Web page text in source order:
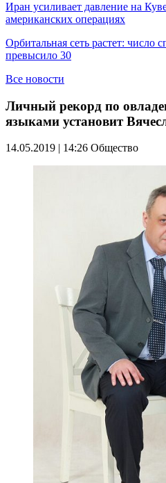
Иран усиливает давление на
американских операциях
Орбитальная сеть растет: число
превысило 30
Все новости
Личный рекорд по
языками установит
14.05.2019 | 14:26 Общество